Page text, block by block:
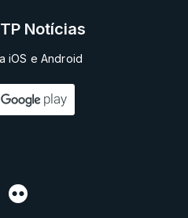
Notícias
iOS e Android